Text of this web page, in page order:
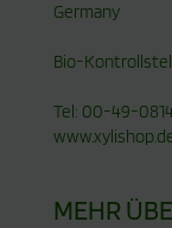
Germany
Bio-
Tel: 00-49-
MEHR